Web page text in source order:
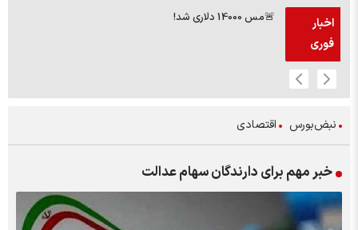
اخبار
فوری
🚨مس 14000 دلاری شد!
نبض‌بورس اقتصادی
خبر مهم برای دارندگان سهام عدالت